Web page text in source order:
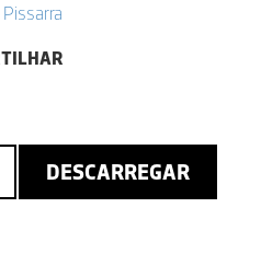
Pissarra
DESCARREGAR